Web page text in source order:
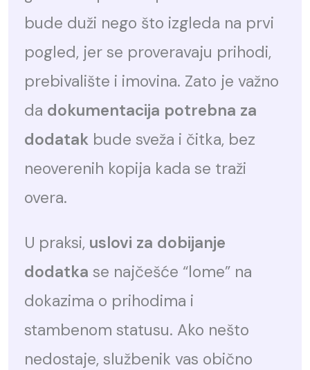
bude duži nego što izgleda na prvi
pogled, jer se proveravaju prihodi,
prebivalište i imovina. Zato je važno
da dokumentacija potrebna za
dodatak bude sveža i čitka, bez
neoverenih kopija kada se traži
overa.
U praksi, uslovi za dobijanje
dodatka se najčešće “lome” na
dokazima o prihodima i
stambenom statusu. Ako nešto
nedostaje, službenik vas obično